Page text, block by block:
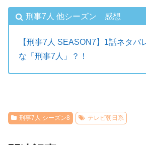
刑事7人 他シーズン 感想
【刑事7人 SEASON7】1話ネタバ
な「刑事7人」？！
刑事7人 シーズン8 テレビ朝日系